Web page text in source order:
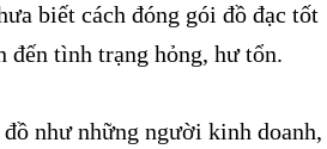
biết cách đóng gói đồ đạc tốt
đến tình trạng hỏng, hư tổn.
như những người kinh doanh,